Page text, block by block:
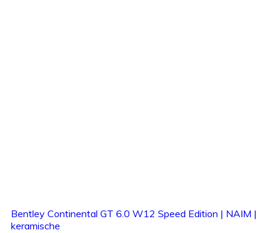
Bentley Continental GT 6.0 W12 Speed Edition | NAIM |
keramische